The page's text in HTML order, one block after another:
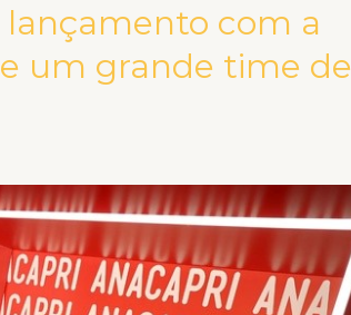
com a
um grande time de